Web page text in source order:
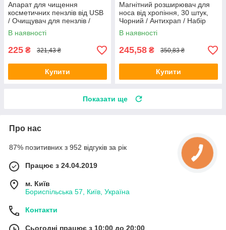
Апарат для чищення
косметичних пензлів від USB
/ Очищувач для пензлів /
Чистилка для пензлів
В наявності
225 ₴ 321,43 ₴
Купити
Магнітний розширювач для
носа від хропіння, 30 штук,
Чорний / Антихрап / Набір
магнітних розширювачів для
носа
В наявності
245,58 ₴ 350,83 ₴
Купити
Показати ще
Про нас
87% позитивних з 952 відгуків за рік
Працює з 24.04.2019
м. Київ
Бориспільська 57, Київ, Україна
Контакти
Сьогодні працює з 10:00 до 20:00